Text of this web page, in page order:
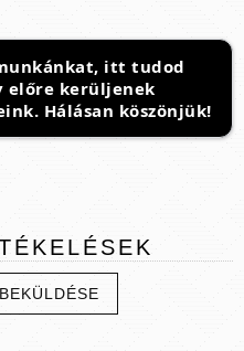
itt tudod
előre kerüljenek
Hálásan köszönjük!